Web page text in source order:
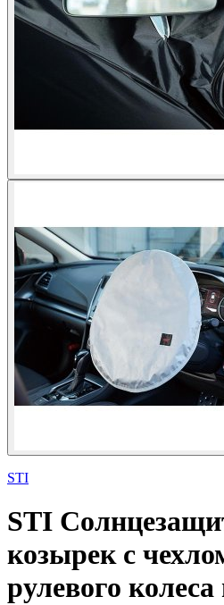
STI
STI
козырек с
рулевого колеса